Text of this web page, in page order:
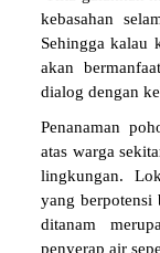
kebasahan
Sehingga kalau
akan
dialog dengan
Penanaman
atas warga
lingkungan.
yang
ditanam
penyerap air